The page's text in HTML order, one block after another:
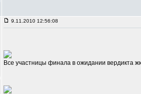
9.11.2010 12:56:08
Все участницы финала в ожидании вердикта